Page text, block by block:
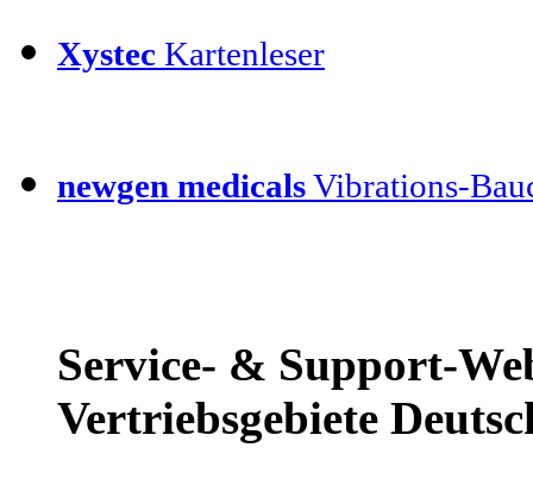
Xystec Kartenleser
newgen medicalsVibrations-
Service- & Support-
Vertriebsgebiete